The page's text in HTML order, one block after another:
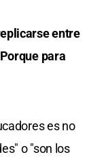
entre
para
es no
o "son los